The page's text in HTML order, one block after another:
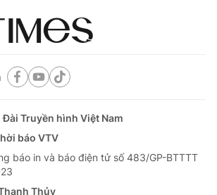
sống
tương lai
Đài Truyền hình Việt Nam
báo VTV
báo in và báo điện tử số 483/GP-BTTTT
Thủy